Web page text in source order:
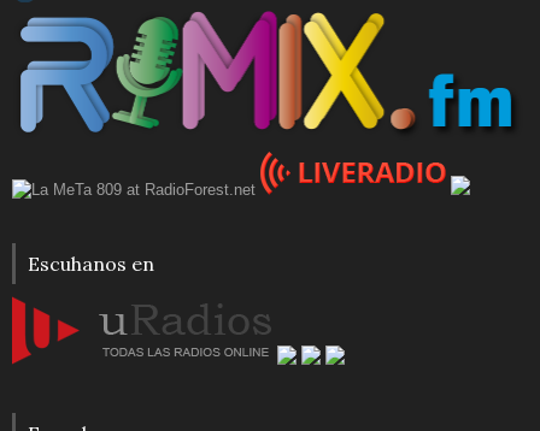
Escuhanos en